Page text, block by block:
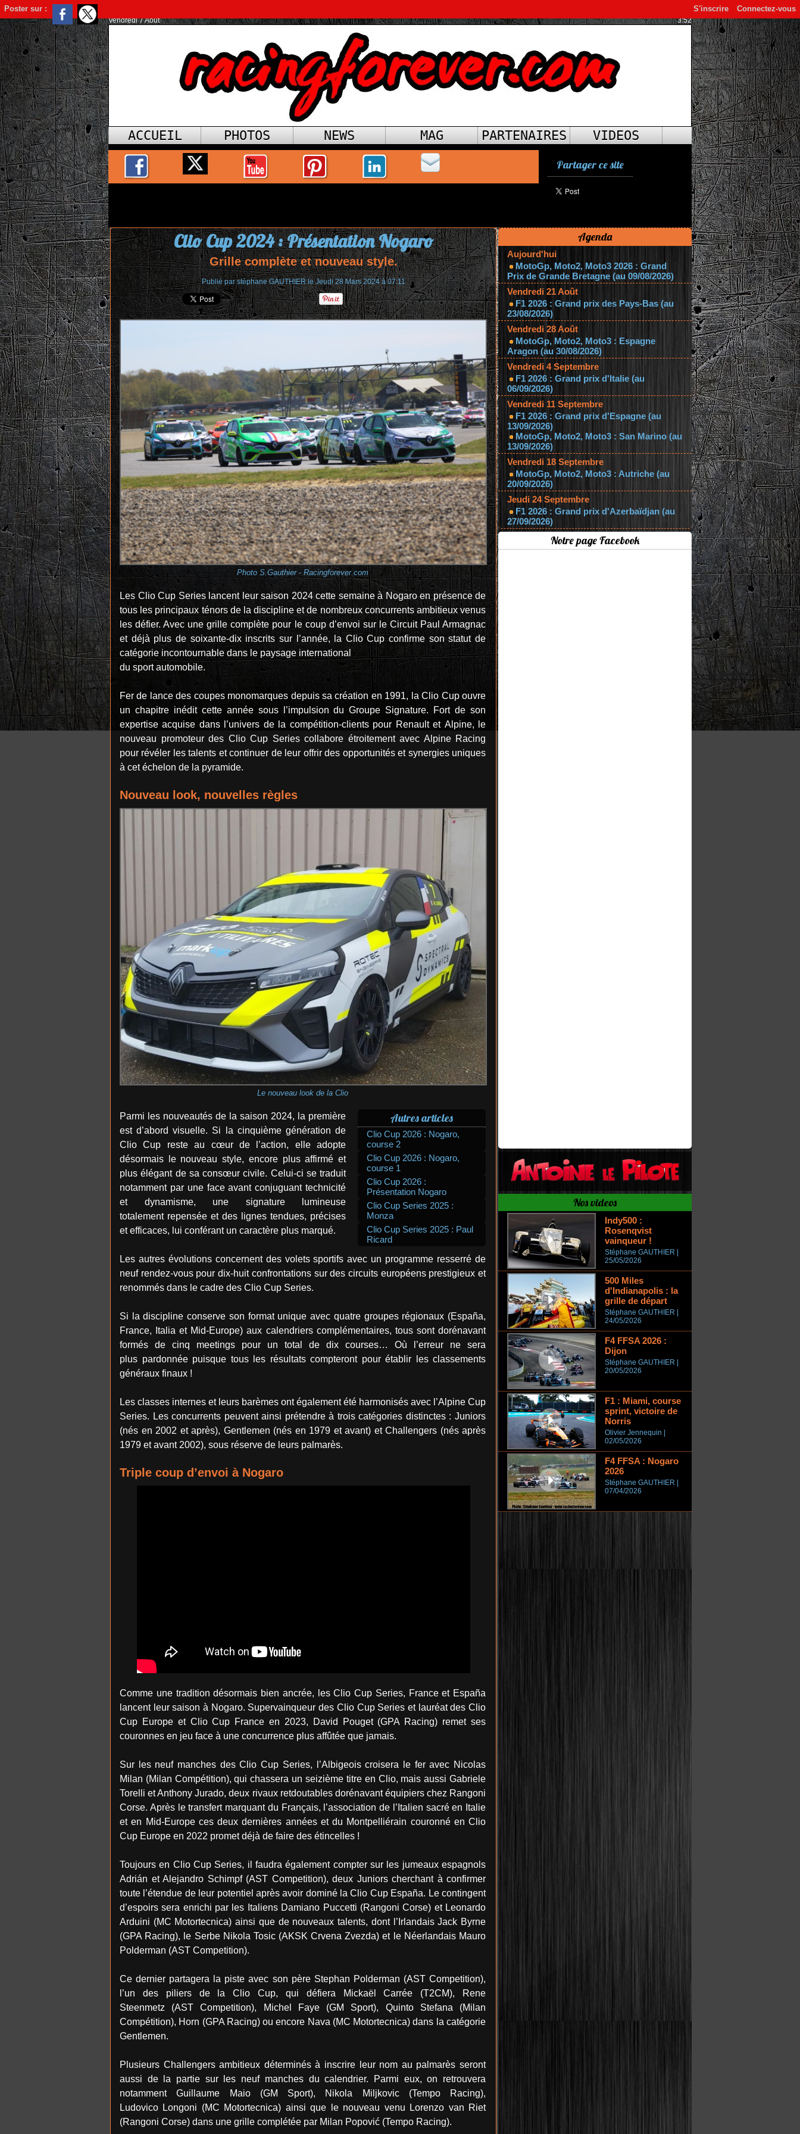
Poster sur : Connectez-vous
S'inscrire
Vendredi 7 Août 3:52
ACCUEIL PHOTOS NEWS MAG PARTENAIRES VIDEOS
Partager ce site
Clio Cup 2024 : Présentation Nogaro
Grille complète et nouveau style.
Publié par stéphane GAUTHIER le Jeudi 28 Mars 2024 à 07:11
Photo S.Gauthier - Racingforever.com
Les Clio Cup Series lancent leur saison 2024 cette semaine à Nogaro en présence de
tous les principaux ténors de la discipline et de nombreux concurrents ambitieux venus
les défier. Avec une grille complète pour le coup d’envoi sur le Circuit Paul Armagnac
et déjà plus de soixante-dix inscrits sur l’année, la Clio Cup confirme son statut de
catégorie incontournable dans le paysage international
du sport automobile.
Fer de lance des coupes monomarques depuis sa création en 1991, la Clio Cup ouvre
un chapitre inédit cette année sous l’impulsion du Groupe Signature. Fort de son
expertise acquise dans l’univers de la compétition-clients pour Renault et Alpine, le
nouveau promoteur des Clio Cup Series collabore étroitement avec Alpine Racing
pour révéler les talents et continuer de leur offrir des opportunités et synergies uniques
à cet échelon de la pyramide.
​Nouveau look, nouvelles règles
Le nouveau look de la Clio
Autres articles
Clio Cup 2026 : Nogaro,
course 2
Clio Cup 2026 : Nogaro,
course 1
Clio Cup 2026 :
Présentation Nogaro
Clio Cup Series 2025 :
Monza
Clio Cup Series 2025 : Paul
Ricard
Parmi les nouveautés de la saison 2024, la première
est d’abord visuelle. Si la cinquième génération de
Clio Cup reste au cœur de l’action, elle adopte
désormais le nouveau style, encore plus affirmé et
plus élégant de sa consœur civile. Celui-ci se traduit
notamment par une face avant conjuguant technicité
et dynamisme, une signature lumineuse
totalement repensée et des lignes tendues, précises
et efficaces, lui conférant un caractère plus marqué.
Les autres évolutions concernent des volets sportifs avec un programme resserré de
neuf rendez-vous pour dix-huit confrontations sur des circuits européens prestigieux et
renommés dans le cadre des Clio Cup Series.
Si la discipline conserve son format unique avec quatre groupes régionaux (España,
France, Italia et Mid-Europe) aux calendriers complémentaires, tous sont dorénavant
formés de cinq meetings pour un total de dix courses… Où l’erreur ne sera
plus pardonnée puisque tous les résultats compteront pour établir les classements
généraux finaux !
Les classes internes et leurs barèmes ont également été harmonisés avec l’Alpine Cup
Series. Les concurrents peuvent ainsi prétendre à trois catégories distinctes : Juniors
(nés en 2002 et après), Gentlemen (nés en 1979 et avant) et Challengers (nés après
1979 et avant 2002), sous réserve de leurs palmarès.
​Triple coup d’envoi à Nogaro
Comme une tradition désormais bien ancrée, les Clio Cup Series, France et España
lancent leur saison à Nogaro. Supervainqueur des Clio Cup Series et lauréat des Clio
Cup Europe et Clio Cup France en 2023, David Pouget (GPA Racing) remet ses
couronnes en jeu face à une concurrence plus affûtée que jamais.
Sur les neuf manches des Clio Cup Series, l’Albigeois croisera le fer avec Nicolas
Milan (Milan Compétition), qui chassera un seizième titre en Clio, mais aussi Gabriele
Torelli et Anthony Jurado, deux rivaux retdoutables dorénavant équipiers chez Rangoni
Corse. Après le transfert marquant du Français, l’association de l’Italien sacré en Italie
et en Mid-Europe ces deux dernières années et du Montpelliérain couronné en Clio
Cup Europe en 2022 promet déjà de faire des étincelles !
Toujours en Clio Cup Series, il faudra également compter sur les jumeaux espagnols
Adrián et Alejandro Schimpf (AST Competition), deux Juniors cherchant à confirmer
toute l’étendue de leur potentiel après avoir dominé la Clio Cup España. Le contingent
d’espoirs sera enrichi par les Italiens Damiano Puccetti (Rangoni Corse) et Leonardo
Arduini (MC Motortecnica) ainsi que de nouveaux talents, dont l’Irlandais Jack Byrne
(GPA Racing), le Serbe Nikola Tosic (AKSK Crvena Zvezda) et le Néerlandais Mauro
Polderman (AST Competition).
Ce dernier partagera la piste avec son père Stephan Polderman (AST Competition),
l’un des piliers de la Clio Cup, qui défiera Mickaël Carrée (T2CM), Rene
Steenmetz (AST Competition), Michel Faye (GM Sport), Quinto Stefana (Milan
Compétition), Horn (GPA Racing) ou encore Nava (MC Motortecnica) dans la catégorie
Gentlemen.
Plusieurs Challengers ambitieux déterminés à inscrire leur nom au palmarès seront
aussi de la partie sur les neuf manches du calendrier. Parmi eux, on retrouvera
notamment Guillaume Maio (GM Sport), Nikola Miljkovic (Tempo Racing),
Ludovico Longoni (MC Motortecnica) ainsi que le nouveau venu Lorenzo van Riet
(Rangoni Corse) dans une grille complétée par Milan Popović (Tempo Racing).
Agenda
Aujourd'hui
MotoGp, Moto2, Moto3 2026 : Grand
Prix de Grande Bretagne (au 09/08/2026)
Vendredi 21 Août
F1 2026 : Grand prix des Pays-Bas (au
23/08/2026)
Vendredi 28 Août
MotoGp, Moto2, Moto3 : Espagne
Aragon (au 30/08/2026)
Vendredi 4 Septembre
F1 2026 : Grand prix d'Italie (au
06/09/2026)
Vendredi 11 Septembre
F1 2026 : Grand prix d'Espagne (au
13/09/2026)
MotoGp, Moto2, Moto3 : San Marino (au
13/09/2026)
Vendredi 18 Septembre
MotoGp, Moto2, Moto3 : Autriche (au
20/09/2026)
Jeudi 24 Septembre
F1 2026 : Grand prix d'Azerbaïdjan (au
27/09/2026)
Notre page Facebook
Nos videos
Indy500 :
Rosenqvist
vainqueur !
Stéphane GAUTHIER |
25/05/2026
500 Miles
d'Indianapolis : la
grille de départ
Stéphane GAUTHIER |
24/05/2026
F4 FFSA 2026 :
Dijon
Stéphane GAUTHIER |
20/05/2026
F1 : Miami, course
sprint, victoire de
Norris
Olivier Jennequin |
02/05/2026
F4 FFSA : Nogaro
2026
Stéphane GAUTHIER |
07/04/2026